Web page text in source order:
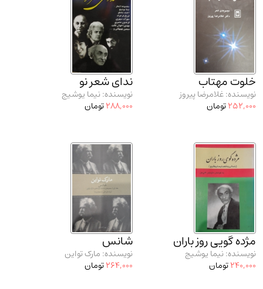
خلوت مهتاب
نویسنده: غلامرضا پیروز
252,000تومان
ندای شعر نو
نویسنده: نیما یوشیج
288,000تومان
مژده گویی روز باران
نویسنده: نیما یوشیج
240,000تومان
شانس
نویسنده: مارک تواین
264,000تومان